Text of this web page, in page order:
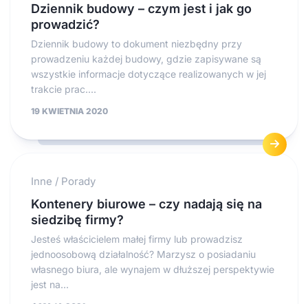
Dziennik budowy – czym jest i jak go
prowadzić?
Dziennik budowy to dokument niezbędny przy
prowadzeniu każdej budowy, gdzie zapisywane są
wszystkie informacje dotyczące realizowanych w jej
trakcie prac....
19 KWIETNIA 2020
Inne / Porady
Kontenery biurowe – czy nadają się na
siedzibę firmy?
Jesteś właścicielem małej firmy lub prowadzisz
jednoosobową działalność? Marzysz o posiadaniu
własnego biura, ale wynajem w dłuższej perspektywie
jest na...